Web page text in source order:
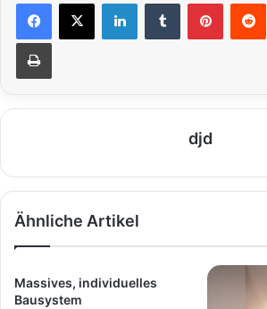
djd
Ähnliche Artikel
Massives, individuelles
Bausystem